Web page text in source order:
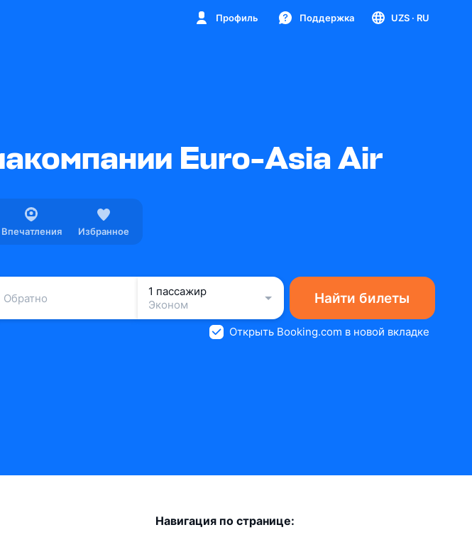
Профиль Поддержка UZS · RU
Euro-Asia Air
Впечатления Избранное
Обратно
1 пассажир
Эконом
Найти билеты
Открыть Booking.com в новой вкладке
Навигация по странице: